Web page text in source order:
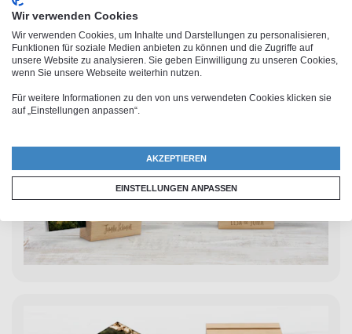
Liebsten immer im Blick. Außerdem lockerst du deinen
Arbeitsplatz mit einem persönlichenTischkalendermit
Holzständer auf und setzt individuelle Akzente.
Wir verwenden Cookies
Wir verwenden Cookies, um Inhalte und Darstellungen zu personalisieren,
Funktionen für soziale Medien anbieten zu können und die Zugriffe auf
unsere Website zu analysieren. Sie geben Einwilligung zu unseren Cookies,
wenn Sie unsere Webseite weiterhin nutzen.
Für weitere Informationen zu den von uns verwendeten Cookies klicken sie
auf „Einstellungen anpassen“.
AKZEPTIEREN
EINSTELLUNGEN ANPASSEN